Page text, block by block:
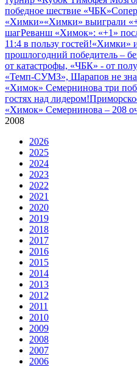
победное шествие «ЧБК»
«Химки»«Химки» выиграли
шагРеванш «Химок»: «+1»
11:4 в пользу гостей!«Химки»
прошлогодний победитель –
от катастрофы, «ЧБК» - от
«Темп-СУМЗ», Шарапов не
«Химок» Семернинова три
гостях над лидером!
«Химок» Семернинова – 208
2008
2026
2025
2024
2023
2022
2021
2020
2019
2018
2017
2016
2015
2014
2013
2012
2011
2010
2009
2008
2007
2006